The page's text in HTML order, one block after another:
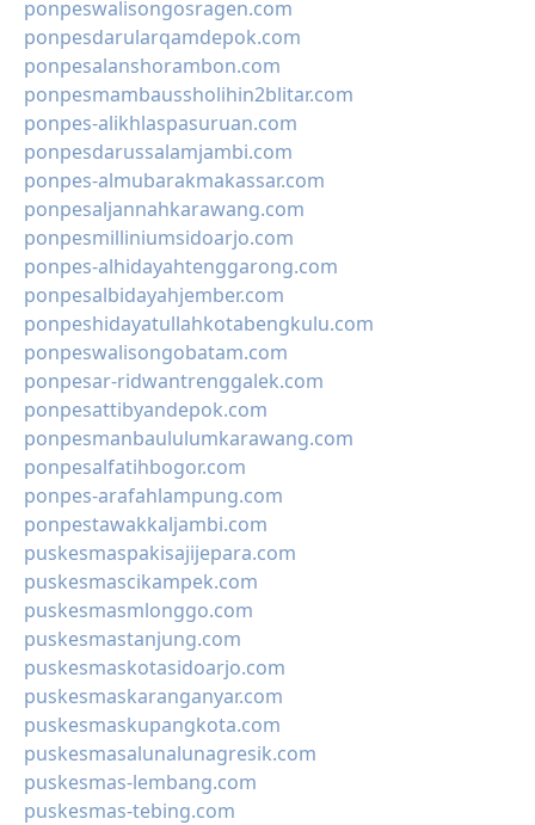
ponpeswalisongosragen.com
ponpesdarularqamdepok.com
ponpesalanshorambon.com
ponpesmambaussholihin2blitar.com
ponpes-alikhlaspasuruan.com
ponpesdarussalamjambi.com
ponpes-almubarakmakassar.com
ponpesaljannahkarawang.com
ponpesmilliniumsidoarjo.com
ponpes-alhidayahtenggarong.com
ponpesalbidayahjember.com
ponpeshidayatullahkotabengkulu.com
ponpeswalisongobatam.com
ponpesar-ridwantrenggalek.com
ponpesattibyandepok.com
ponpesmanbaululumkarawang.com
ponpesalfatihbogor.com
ponpes-arafahlampung.com
ponpestawakkaljambi.com
puskesmaspakisajijepara.com
puskesmascikampek.com
puskesmasmlonggo.com
puskesmastanjung.com
puskesmaskotasidoarjo.com
puskesmaskaranganyar.com
puskesmaskupangkota.com
puskesmasalunalunagresik.com
puskesmas-lembang.com
puskesmas-tebing.com